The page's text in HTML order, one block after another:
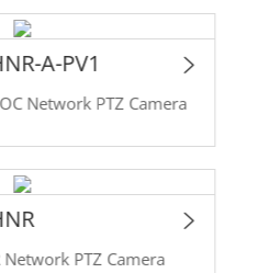
A-PV1
Network PTZ Camera
PTZ Camera